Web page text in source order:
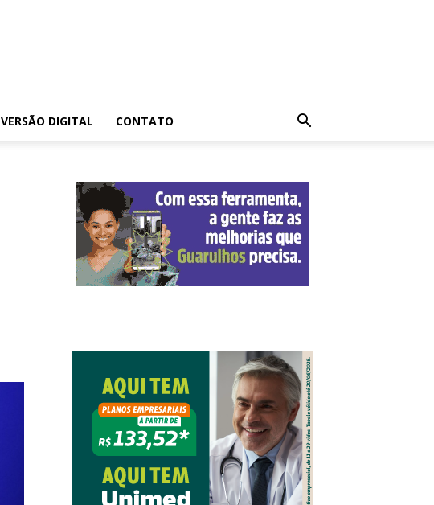
VERSÃO DIGITAL CONTATO